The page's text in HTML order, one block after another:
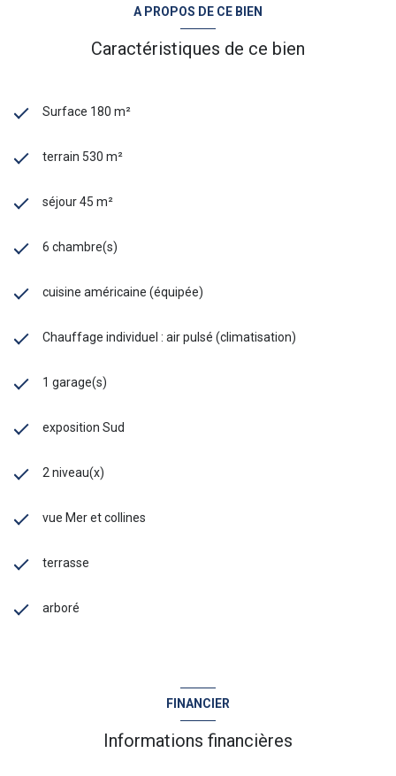
A PROPOS DE CE BIEN
Caractéristiques de ce bien
Surface 180 m²
terrain 530 m²
séjour 45 m²
6 chambre(s)
cuisine américaine (équipée)
Chauffage individuel : air pulsé (climatisation)
1 garage(s)
exposition Sud
2 niveau(x)
vue Mer et collines
terrasse
arboré
FINANCIER
Informations financières